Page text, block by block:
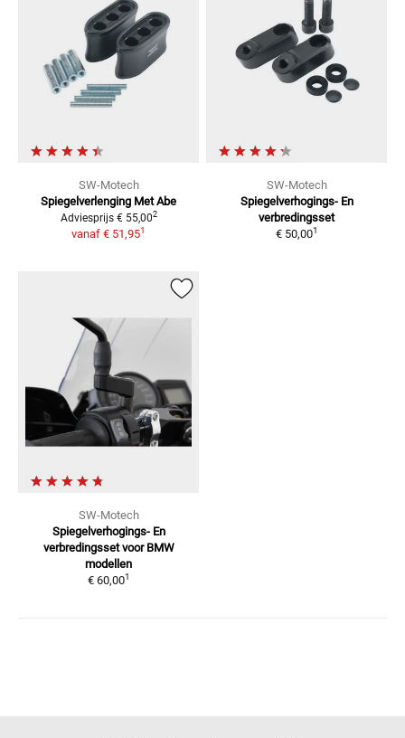
SW-Motech
Spiegelverlenging Met Abe
Adviesprijs € 55,002
vanaf € 51,951
SW-Motech
Spiegelverhogings- En
verbredingsset
€ 50,001
SW-Motech
Spiegelverhogings- En
verbredingsset voor BMW
modellen
€ 60,001